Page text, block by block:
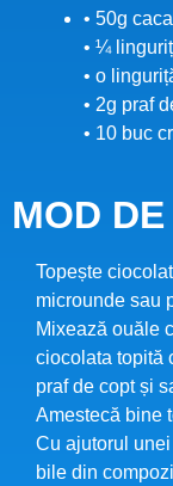
• 50g
• ¼
• o
• 2g praf
• 10 buc
MOD
Topește
microunde sau
Mixează ouăle
ciocolata topită
praf de copt și
Amestecă bine
Cu ajutorul
bile din